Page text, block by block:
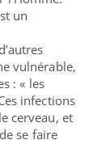
un
vulnérable,
: « les
infections
cerveau, et
se faire